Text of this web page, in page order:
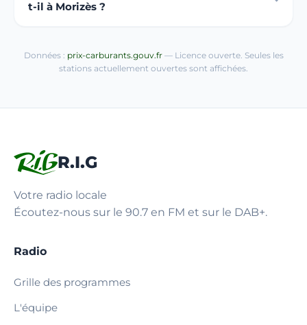
t-il à Morizès ?
Données : prix-carburants.gouv.fr— Licence ouverte. Seules les
stations actuellement ouvertes sont affichées.
R.I.G
Votre radio locale
Écoutez-nous sur le 90.7 en FM et sur le DAB+.
Radio
Grille des programmes
L'équipe